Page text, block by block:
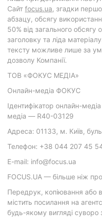
Cайт focus.ua, згадки
абзацу, обсягу
50% від загального обсягу
заголовку та ліда
тексту можливе лише за
дозволу Компанії.
ТОВ «ФОКУС МЕДІА»
Онлайн-медіа ФОКУС
Ідентифікатор онлайн-
медіа — R40-03129
Адреса: 01133, м. Київ,
Телефон: +38 044 207 45
E-mail: info@focus.ua
FOCUS.UA — більше ніж
Передрук, копіювання або
містить посилання на
будь-якому вигляді суворо